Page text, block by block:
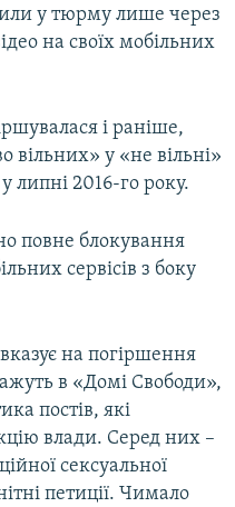
у тюрму лише через
на своїх мобільних
і раніше,
вільних» у «не вільні»
липні 2016-го року.
повне блокування
сервісів з боку
на погіршення
в «Домі Свободи»,
постів, які
влади. Серед них –
сексуальної
петиції. Чимало